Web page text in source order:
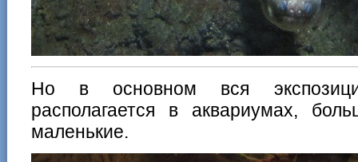
Но в основном вся
располагается в аквариумах,
маленькие.